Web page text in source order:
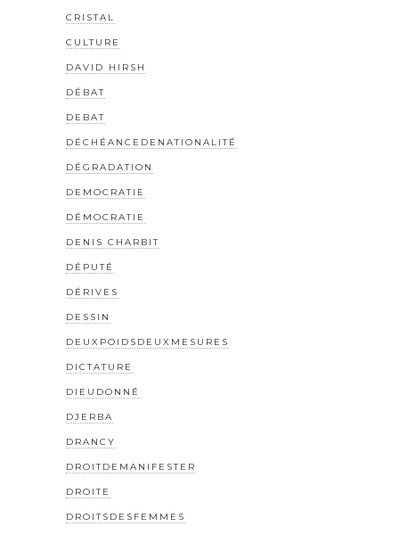
CRISTAL
CULTURE
DAVID HIRSH
DÉBAT
DEBAT
DÉCHÉANCEDENATIONALITÉ
DÉGRADATION
DEMOCRATIE
DÉMOCRATIE
DENIS CHARBIT
DÉPUTÉ
DÉRIVES
DESSIN
DEUXPOIDSDEUXMESURES
DICTATURE
DIEUDONNÉ
DJERBA
DRANCY
DROITDEMANIFESTER
DROITE
DROITSDESFEMMES